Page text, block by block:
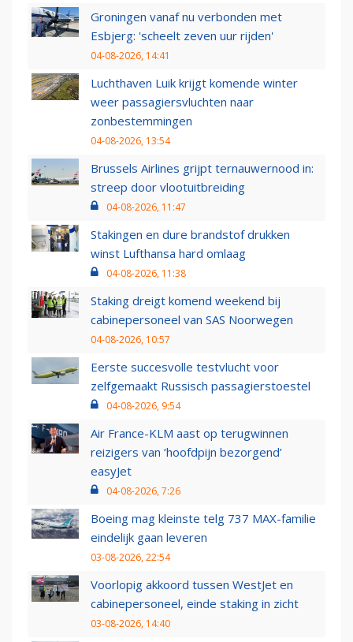
Groningen vanaf nu verbonden met
Esbjerg: 'scheelt zeven uur rijden'
04-08-2026, 14:41
Luchthaven Luik krijgt komende winter
weer passagiersvluchten naar
zonbestemmingen
04-08-2026, 13:54
Brussels Airlines grijpt ternauwernood in:
streep door vlootuitbreiding
04-08-2026, 11:47
Stakingen en dure brandstof drukken
winst Lufthansa hard omlaag
04-08-2026, 11:38
Staking dreigt komend weekend bij
cabinepersoneel van SAS Noorwegen
04-08-2026, 10:57
Eerste succesvolle testvlucht voor
zelfgemaakt Russisch passagierstoestel
04-08-2026, 9:54
Air France-KLM aast op terugwinnen
reizigers van ‘hoofdpijn bezorgend’
easyJet
04-08-2026, 7:26
Boeing mag kleinste telg 737 MAX-familie
eindelijk gaan leveren
03-08-2026, 22:54
Voorlopig akkoord tussen WestJet en
cabinepersoneel, einde staking in zicht
03-08-2026, 14:40